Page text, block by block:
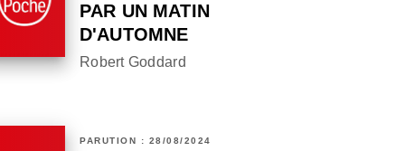
PAR UN MATIN
D'AUTOMNE
Robert Goddard
PARUTION : 28/08/2024